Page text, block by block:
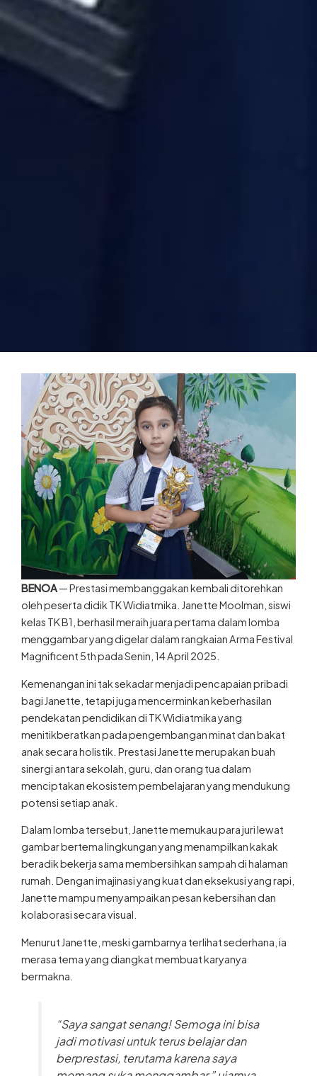
BENOA— Prestasi membanggakan kembali ditorehkan
oleh peserta didik TK Widiatmika. Janette Moolman, siswi
kelas TK B1, berhasil meraih juara pertama dalam lomba
menggambar yang digelar dalam rangkaian Arma Festival
Magnificent 5th pada Senin, 14 April 2025.
Kemenangan ini tak sekadar menjadi pencapaian pribadi
bagi Janette, tetapi juga mencerminkan keberhasilan
pendekatan pendidikan di TK Widiatmika yang
menitikberatkan pada pengembangan minat dan bakat
anak secara holistik. Prestasi Janette merupakan buah
sinergi antara sekolah, guru, dan orang tua dalam
menciptakan ekosistem pembelajaran yang mendukung
potensi setiap anak.
Dalam lomba tersebut, Janette memukau para juri lewat
gambar bertema lingkungan yang menampilkan kakak
beradik bekerja sama membersihkan sampah di halaman
rumah. Dengan imajinasi yang kuat dan eksekusi yang rapi,
Janette mampu menyampaikan pesan kebersihan dan
kolaborasi secara visual.
Menurut Janette, meski gambarnya terlihat sederhana, ia
merasa tema yang diangkat membuat karyanya
bermakna.
“Saya sangat senang! Semoga ini bisa
jadi motivasi untuk terus belajar dan
berprestasi, terutama karena saya